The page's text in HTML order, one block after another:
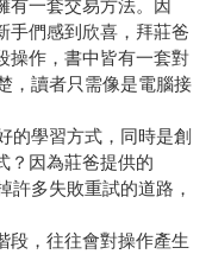
有一套交易方法。因
手們感到欣喜，拜莊爸
操作，書中皆有一套對
，讀者只需像是電腦接
的學習方式，同時是創
？因為莊爸提供的
許多失敗重試的道路，
段，往往會對操作產生